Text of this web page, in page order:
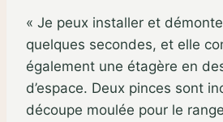
« Je peux installer et
quelques secondes, et elle
également une étagère en
d’espace. Deux pinces sont
découpe moulée pour le